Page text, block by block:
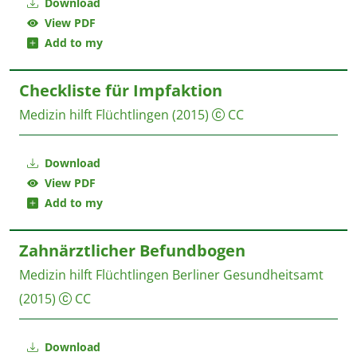
View PDF
Add to my
Download
View PDF
Add to my
Checkliste für Impfaktion
Medizin hilft Flüchtlingen (2015) CC
Download
Zahnärztlicher Befundbogen
Medizin hilft Flüchtlingen Berliner Gesundheitsamt
(2015)
CC